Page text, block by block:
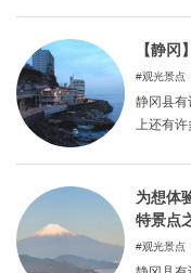
请以本
【静
观光景点
静冈县有
上还有许
地。许
为想体
特景点
观光景点